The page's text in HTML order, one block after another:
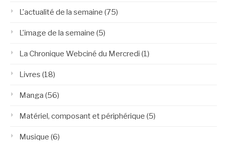
L'actualité de la semaine (75)
L'image de la semaine (5)
La Chronique Webciné du Mercredi (1)
Livres (18)
Manga (56)
Matériel, composant et périphérique (5)
Musique (6)